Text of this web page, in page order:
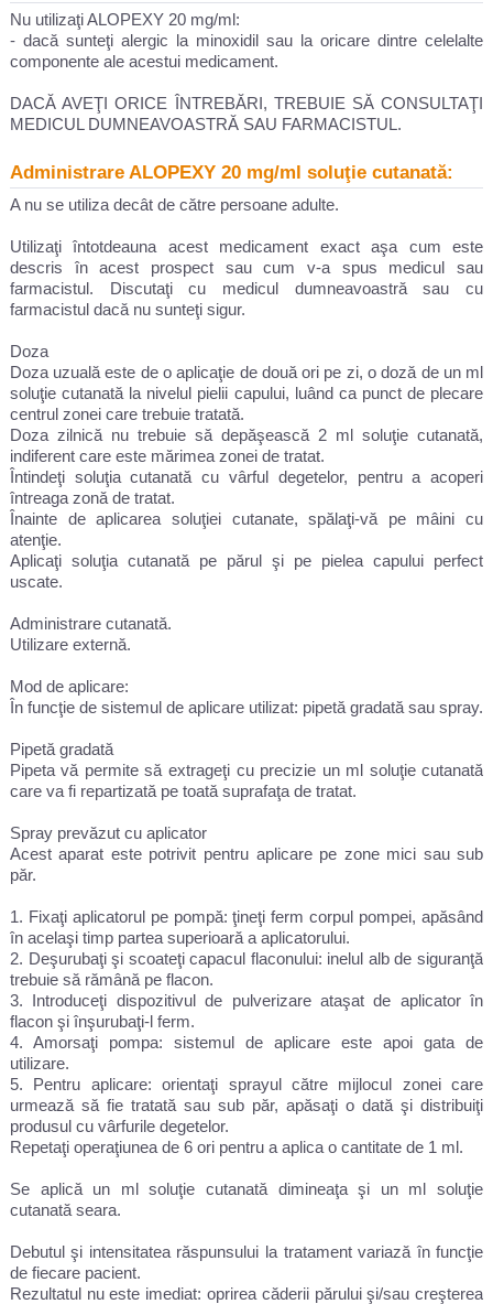
Nu utilizaţi ALOPEXY 20 mg/ml:
- dacă sunteţi alergic la minoxidil sau la oricare dintre celelalte
componente ale acestui medicament.
DACĂ AVEŢI ORICE ÎNTREBĂRI, TREBUIE SĂ CONSULTAŢI
MEDICUL DUMNEAVOASTRĂ SAU FARMACISTUL.
Administrare ALOPEXY 20 mg/ml soluţie cutanată:
A nu se utiliza decât de către persoane adulte.
Utilizaţi întotdeauna acest medicament exact aşa cum este
descris în acest prospect sau cum v-a spus medicul sau
farmacistul. Discutaţi cu medicul dumneavoastră sau cu
farmacistul dacă nu sunteţi sigur.
Doza
Doza uzuală este de o aplicaţie de două ori pe zi, o doză de un ml
soluţie cutanată la nivelul pielii capului, luând ca punct de plecare
centrul zonei care trebuie tratată.
Doza zilnică nu trebuie să depăşească 2 ml soluţie cutanată,
indiferent care este mărimea zonei de tratat.
Întindeţi soluţia cutanată cu vârful degetelor, pentru a acoperi
întreaga zonă de tratat.
Înainte de aplicarea soluţiei cutanate, spălaţi-vă pe mâini cu
atenţie.
Aplicaţi soluţia cutanată pe părul şi pe pielea capului perfect
uscate.
Administrare cutanată.
Utilizare externă.
Mod de aplicare:
În funcţie de sistemul de aplicare utilizat: pipetă gradată sau spray.
Pipetă gradată
Pipeta vă permite să extrageţi cu precizie un ml soluţie cutanată
care va fi repartizată pe toată suprafaţa de tratat.
Spray prevăzut cu aplicator
Acest aparat este potrivit pentru aplicare pe zone mici sau sub
păr.
1. Fixaţi aplicatorul pe pompă: ţineţi ferm corpul pompei, apăsând
în acelaşi timp partea superioară a aplicatorului.
2. Deşurubaţi şi scoateţi capacul flaconului: inelul alb de siguranţă
trebuie să rămână pe flacon.
3. Introduceţi dispozitivul de pulverizare ataşat de aplicator în
flacon şi înşurubaţi-l ferm.
4. Amorsaţi pompa: sistemul de aplicare este apoi gata de
utilizare.
5. Pentru aplicare: orientaţi sprayul către mijlocul zonei care
urmează să fie tratată sau sub păr, apăsaţi o dată şi distribuiţi
produsul cu vârfurile degetelor.
Repetaţi operaţiunea de 6 ori pentru a aplica o cantitate de 1 ml.
Se aplică un ml soluţie cutanată dimineaţa şi un ml soluţie
cutanată seara.
Debutul şi intensitatea răspunsului la tratament variază în funcţie
de fiecare pacient.
Rezultatul nu este imediat: oprirea căderii părului şi/sau creşterea